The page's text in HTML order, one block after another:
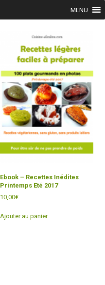
MENU
Ebook – Recettes Inédites
Printemps Eté 2017
10,00€
Ajouter au panier